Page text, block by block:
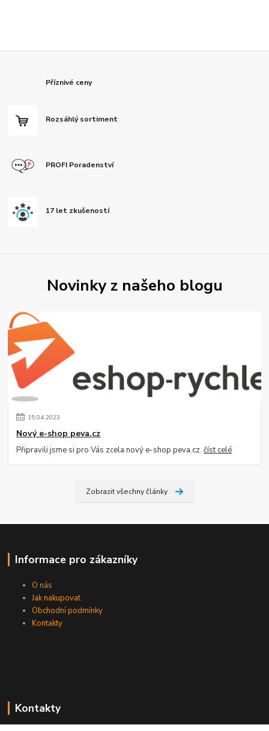
Příznivé ceny
Rozsáhlý sortiment
PROFI Poradenství
17 let zkušeností
Novinky z našeho blogu
15.04.2023
Nový e-shop peva.cz
Připravili jsme si pro Vás zcela nový e-shop peva.cz.číst celé
Zobrazit všechny články
Informace pro zákazníky
O nás
Jak nakupovat
Obchodní podmínky
Kontakty
Kontakty